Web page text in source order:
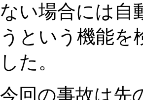
ない場合には自
うという機能を
した。
今回の事故は先